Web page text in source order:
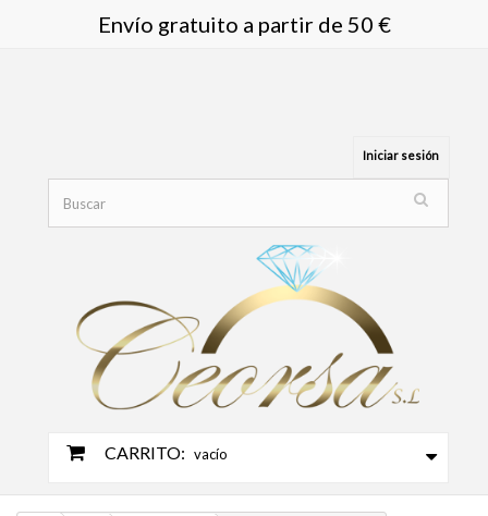
Envío gratuito a partir de 50 €
Iniciar sesión
CARRITO: vacío